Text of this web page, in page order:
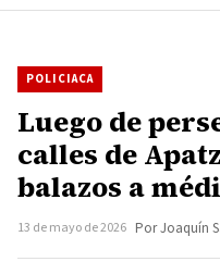
POLICIACA
Luego de
calles de
balazos a
13 de mayo de 2026 Por Joaquín